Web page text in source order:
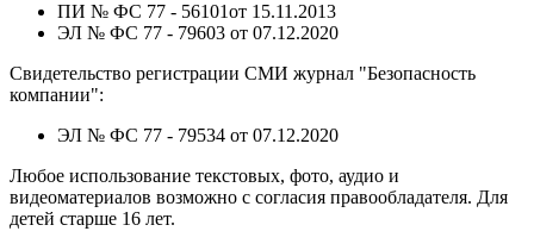
ПИ № ФС 77 - 56101от 15.11.2013
ЭЛ № ФС 77 - 79603 от 07.12.2020
Свидетельство регистрации СМИ журнал "Безопасность
компании":
ЭЛ № ФС 77 - 79534 от 07.12.2020
Любое использование текстовых, фото, аудио и
видеоматериалов возможно с согласия правообладателя. Для
детей старше 16 лет.